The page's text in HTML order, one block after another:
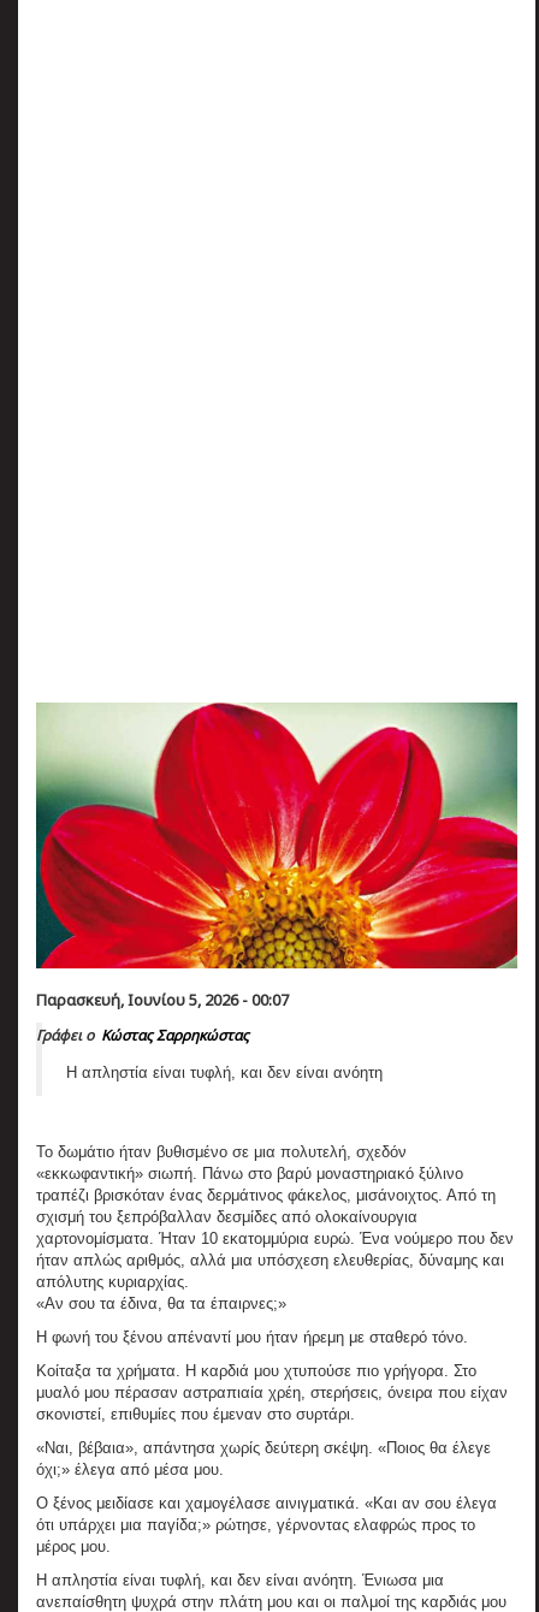
Παρασκευή, Ιουνίου 5, 2026 - 00:07
Γράφει ο Κώστας Σαρρηκώστας
Η απληστία είναι τυφλή, και δεν είναι ανόητη
Το δωμάτιο ήταν βυθισμένο σε μια πολυτελή, σχεδόν
«εκκωφαντική» σιωπή. Πάνω στο βαρύ μοναστηριακό ξύλινο
τραπέζι βρισκόταν ένας δερμάτινος φάκελος, μισάνοιχτος. Από τη
σχισμή του ξεπρόβαλλαν δεσμίδες από ολοκαίνουργια
χαρτονομίσματα. Ήταν 10 εκατομμύρια ευρώ. Ένα νούμερο που δεν
ήταν απλώς αριθμός, αλλά μια υπόσχεση ελευθερίας, δύναμης και
απόλυτης κυριαρχίας.
«Αν σου τα έδινα, θα τα έπαιρνες;»
Η φωνή του ξένου απέναντί μου ήταν ήρεμη με σταθερό τόνο.
Κοίταξα τα χρήματα. Η καρδιά μου χτυπούσε πιο γρήγορα. Στο
μυαλό μου πέρασαν αστραπιαία χρέη, στερήσεις, όνειρα που είχαν
σκονιστεί, επιθυμίες που έμεναν στο συρτάρι.
«Ναι, βέβαια», απάντησα χωρίς δεύτερη σκέψη. «Ποιος θα έλεγε
όχι;» έλεγα από μέσα μου.
Ο ξένος μειδίασε και χαμογέλασε αινιγματικά. «Και αν σου έλεγα
ότι υπάρχει μια παγίδα;» ρώτησε, γέρνοντας ελαφρώς προς το
μέρος μου.
Η απληστία είναι τυφλή, και δεν είναι ανόητη. Ένιωσα μια
ανεπαίσθητη ψυχρά στην πλάτη μου και οι παλμοί της καρδιάς μου